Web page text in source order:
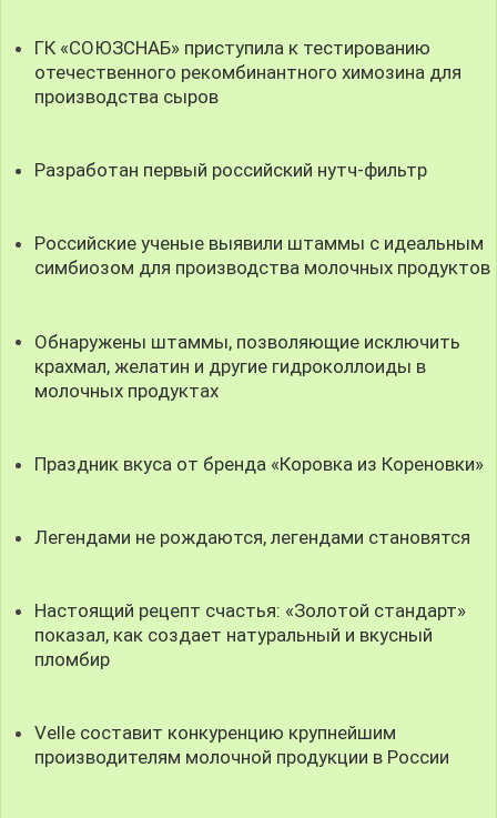
ГК «СОЮЗСНАБ» приступила к тестированию
отечественного рекомбинантного химозина для
производства сыров
Разработан первый российский нутч-фильтр
Российские ученые выявили штаммы с идеальным
симбиозом для производства молочных продуктов
Обнаружены штаммы, позволяющие исключить
крахмал, желатин и другие гидроколлоиды в
молочных продуктах
Праздник вкуса от бренда «Коровка из Кореновки»
Легендами не рождаются, легендами становятся
Настоящий рецепт счастья: «Золотой стандарт»
показал, как создает натуральный и вкусный
пломбир
Velle составит конкуренцию крупнейшим
производителям молочной продукции в России